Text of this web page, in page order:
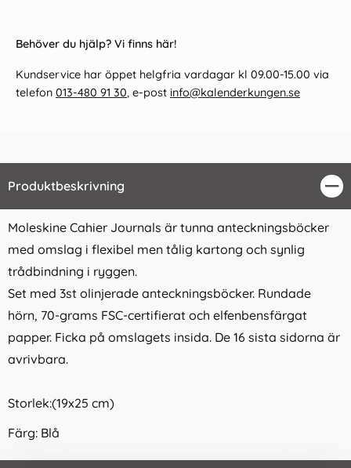
Behöver du hjälp? Vi finns här!
Kundservice har öppet helgfria vardagar kl 09.00-15.00 via
telefon 013-480 91 30, e-post info@kalenderkungen.se
Produktbeskrivning
Moleskine Cahier Journals är tunna anteckningsböcker
med omslag i flexibel men tålig kartong och synlig
trådbindning i ryggen.
Set med 3st olinjerade anteckningsböcker. Rundade
hörn, 70-grams FSC-certifierat och elfenbensfärgat
papper. Ficka på omslagets insida. De 16 sista sidorna är
avrivbara.
Storlek:(19x25 cm)
Färg: Blå